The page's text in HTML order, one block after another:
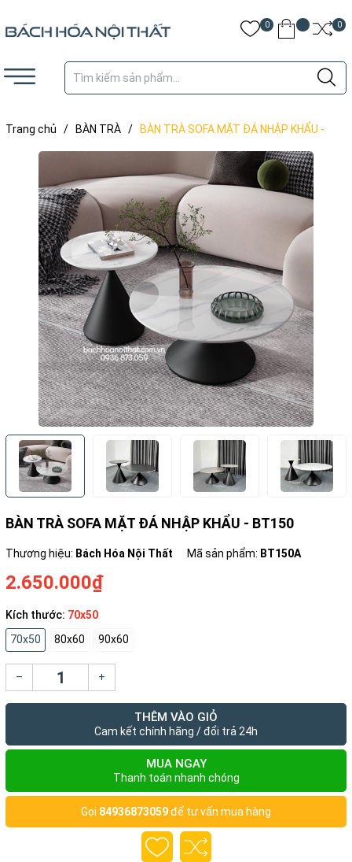
0 0
Trang chủ / BÀN TRÀ /
BÀN TRÀ SOFA MẶT ĐÁ NHẬP KHẨU -
BÀN TRÀ SOFA MẶT ĐÁ NHẬP KHẨU - BT150
Thương hiệu: Bách Hóa Nội Thất Mã sản phẩm: BT150A
2.650.000₫
Kích thước: 70x50
70x50
80x60 90x60
– +
THÊM VÀO GIỎ
Cam kết chính hãng / đổi trả 24h
MUA NGAY
Thanh toán nhanh chóng
Gọi 84936873059để tư vấn mua hàng